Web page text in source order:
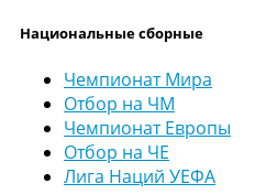
Национальные сборные
Чемпионат Мира
Отбор на ЧМ
Чемпионат Европы
Отбор на ЧЕ
Лига Наций УЕФА